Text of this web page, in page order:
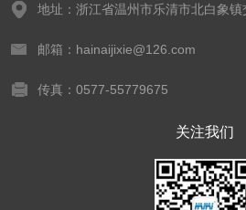
地址：浙江省温州市乐清市北白象镇
邮箱：hainaijixie@126.com
传真：0577-55779675
关注我们